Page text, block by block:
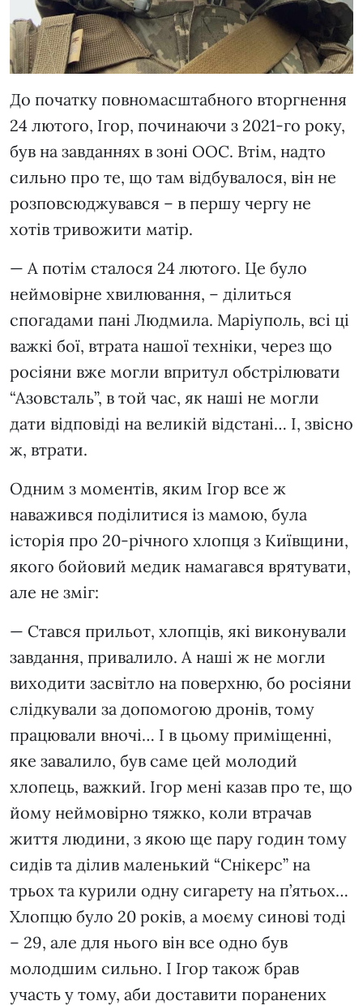
До початку повномасштабного вторгнення
24 лютого, Ігор, починаючи з 2021-го року,
був на завданнях в зоні ООС. Втім, надто
сильно про те, що там відбувалося, він не
розповсюджувався – в першу чергу не
хотів тривожити матір.
— А потім сталося 24 лютого. Це було
неймовірне хвилювання, – ділиться
спогадами пані Людмила. Маріуполь, всі ці
важкі бої, втрата нашої техніки, через що
росіяни вже могли впритул обстрілювати
“Азовсталь”, в той час, як наші не могли
дати відповіді на великій відстані… І, звісно
ж, втрати.
Одним з моментів, яким Ігор все ж
наважився поділитися із мамою, була
історія про 20-річного хлопця з Київщини,
якого бойовий медик намагався врятувати,
але не зміг:
— Стався прильот, хлопців, які виконували
завдання, привалило. А наші ж не могли
виходити засвітло на поверхню, бо росіяни
слідкували за допомогою дронів, тому
працювали вночі… І в цьому приміщенні,
яке завалило, був саме цей молодий
хлопець, важкий. Ігор мені казав про те, що
йому неймовірно тяжко, коли втрачав
життя людини, з якою ще пару годин тому
сидів та ділив маленький “Снікерс” на
трьох та курили одну сигарету на п’ятьох…
Хлопцю було 20 років, а моєму синові тоді
– 29, але для нього він все одно був
молодшим сильно. І Ігор також брав
участь у тому, аби доставити поранених